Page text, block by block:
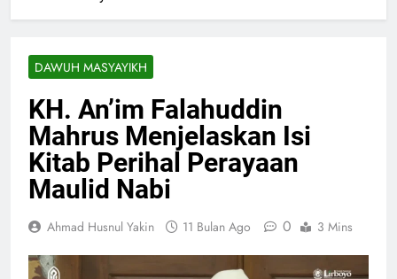
DAWUH MASYAYIKH
KH. An’im Falahuddin
Mahrus Menjelaskan Isi
Kitab Perihal Perayaan
Maulid Nabi
Ahmad Husnul Yakin 11 Bulan Ago 0 3 Mins